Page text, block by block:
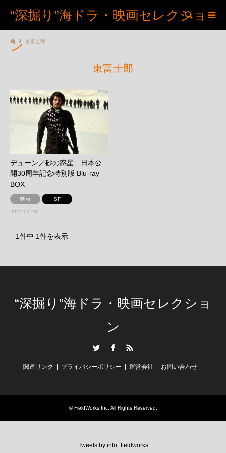
“深掘り”海ドラ・映画セレクショ
ン
検索
東富士郎
東富士郎
デューン／砂の惑星 日本公
開30周年記念特別版 Blu-ray
BOX
映画 SF
2022.03.28
1件中 1件を表示
“深掘り”海ドラ・映画セレクショ
ン
関連リンク プライバシーポリシー 運営会社 お問い合わせ
©FieldWorks Inc. All Rights Reserved.
Tweets by info_fieldworks